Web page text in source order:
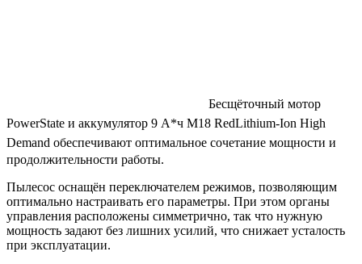
Бесщёточный мотор
PowerState и аккумулятор 9 А*ч M18 RedLithium-Ion High
Demand обеспечивают оптимальное сочетание мощности и
продолжительности работы.
Пылесос оснащён переключателем режимов, позволяющим
оптимально настраивать его параметры. При этом органы
управления расположены симметрично, так что нужную
мощность задают без лишних усилий, что снижает усталость
при эксплуатации.